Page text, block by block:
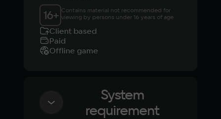
16+ Contains material not recommended for
viewing by persons under 16 years of age
Client based
Paid
Offline game
System
requirement